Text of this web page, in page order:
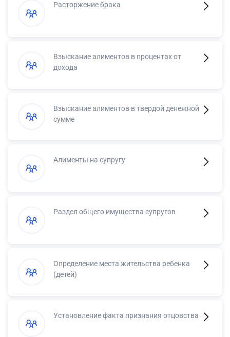
Расторжение брака
Взыскание алиментов в процентах от
дохода
Взыскание алиментов в твердой денежной
сумме
Алименты на супругу
Раздел общего имущества супругов
Определение места жительства ребенка
(детей)
Установление факта признания отцовства